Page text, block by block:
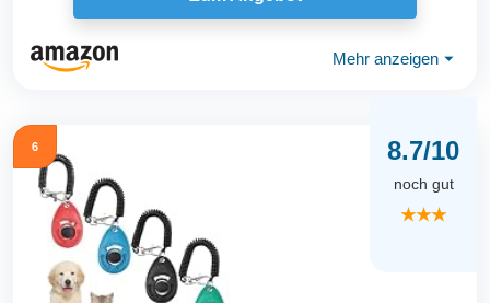
Mehr anzeigen ⏷
6 8.7/10
noch gut
★★★